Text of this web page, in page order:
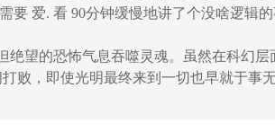
要 爱. 看 90分钟缓慢地讲了个没啥逻辑的
望的恐怖气息吞噬灵魂。虽然在科幻
败，即使光明最终来到一切也早就于